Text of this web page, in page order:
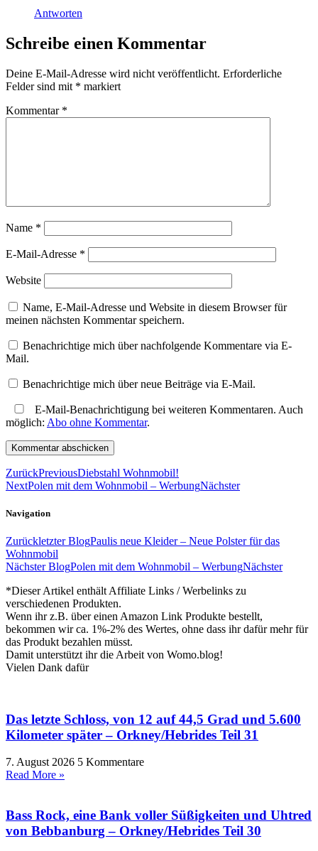
Antworten
Schreibe einen Kommentar
Deine E-Mail-Adresse wird nicht veröffentlicht. Erforderliche
Felder sind mit * markiert
Kommentar *
Name *
E-Mail-Adresse *
Website
Name, E-Mail-Adresse und Website in diesem Browser für
meinen nächsten Kommentar speichern.
Benachrichtige mich über nachfolgende Kommentare via E-
Mail.
Benachrichtige mich über neue Beiträge via E-Mail.
E-Mail-Benachrichtigung bei weiteren Kommentaren. Auch
möglich: Abo ohne Kommentar.
ZurückPreviousDiebstahl Wohnmobil!
NextPolen mit dem Wohnmobil – WerbungNächster
Navigation
Zurückletzter BlogPaulis neue Kleider – Neue Polster für das
Wohnmobil
Nächster BlogPolen mit dem Wohnmobil – WerbungNächster
*Dieser Artikel enthält Affiliate Links / Werbelinks zu
verschiedenen Produkten.
Wenn ihr z.B. über einen Amazon Link Produkte bestellt,
bekommen wir ca. 1%-2% des Wertes, ohne dass ihr dafür mehr für
das Produkt bezahlen müsst.
Damit unterstützt ihr die Arbeit von Womo.blog!
Vielen Dank dafür
Das letzte Schloss, von 12 auf 44,5 Grad und 5.600
Kilometer später – Orkney/Hebrides Teil 31
7. August 2026 5 Kommentare
Read More »
Bass Rock, eine Bank voller Süßigkeiten und Uhtred
von Bebbanburg – Orkney/Hebrides Teil 30